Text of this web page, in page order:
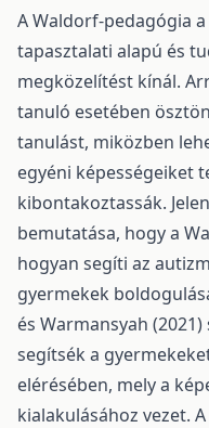
A Waldorf-pedagógia
tapasztalati alapú és
megközelítést kínál.
tanuló esetében
tanulást, miközben
egyéni képességeiket
kibontakoztassák.
bemutatása, hogy a
hogyan segíti az
gyermekek
és Warmansyah
segítsék a
elérésében, mely a
kialakulásához vezet.